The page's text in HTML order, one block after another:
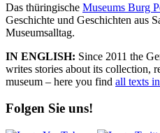
Das thüringische Museums Burg
Geschichte und Geschichten aus
Museumsalltag.
IN ENGLISH: Since 2011 the
writes stories about its collection,
museum – here you find all texts
Folgen Sie uns!